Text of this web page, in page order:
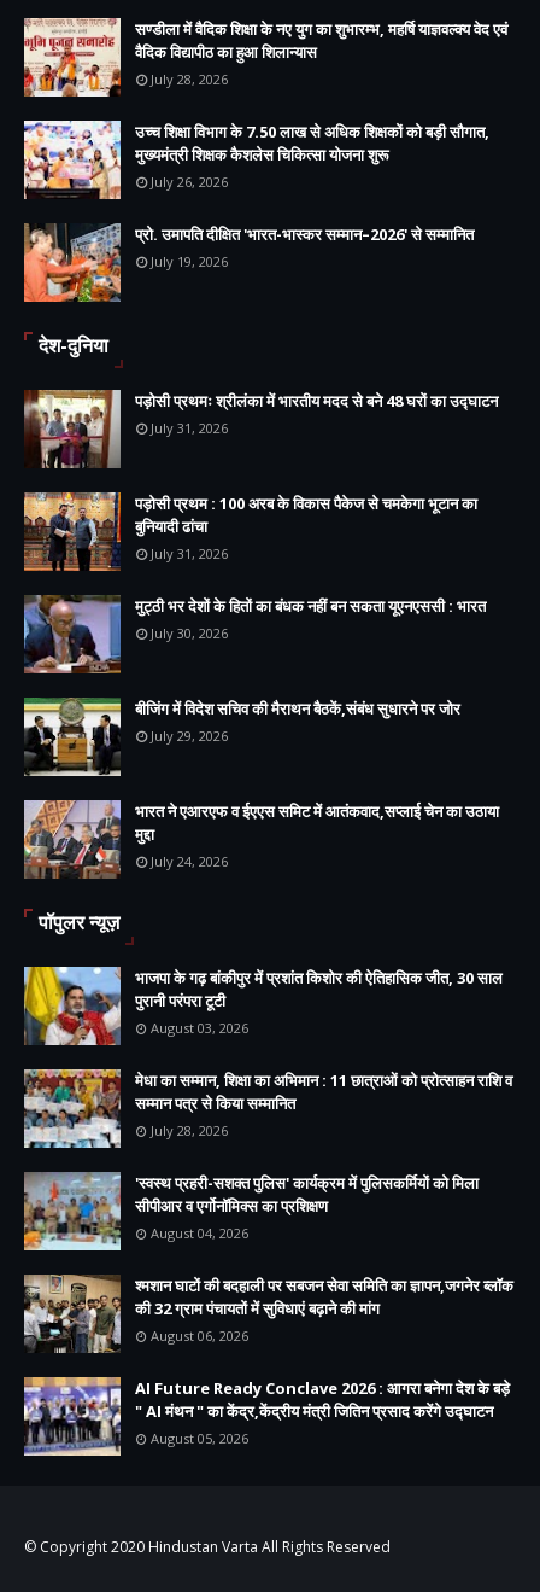
सण्डीला में वैदिक शिक्षा के नए युग का शुभारम्भ, महर्षि याज्ञवल्क्य वेद एवं
वैदिक विद्यापीठ का हुआ शिलान्यास
July 28, 2026
उच्च शिक्षा विभाग के 7.50 लाख से अधिक शिक्षकों को बड़ी सौगात,
मुख्यमंत्री शिक्षक कैशलेस चिकित्सा योजना शुरू
July 26, 2026
प्रो. उमापति दीक्षित 'भारत-भास्कर सम्मान–2026' से सम्मानित
July 19, 2026
देश-दुनिया
पड़ोसी प्रथमः श्रीलंका में भारतीय मदद से बने 48 घरों का उद्घाटन
July 31, 2026
पड़ोसी प्रथम : 100 अरब के विकास पैकेज से चमकेगा भूटान का
बुनियादी ढांचा
July 31, 2026
मुट्ठी भर देशों के हितों का बंधक नहीं बन सकता यूएनएससी : भारत
July 30, 2026
बीजिंग में विदेश सचिव की मैराथन बैठकें,संबंध सुधारने पर जोर
July 29, 2026
भारत ने एआरएफ व ईएएस समिट में आतंकवाद,सप्लाई चेन का उठाया
मुद्दा
July 24, 2026
पॉपुलर न्यूज़
भाजपा के गढ़ बांकीपुर में प्रशांत किशोर की ऐतिहासिक जीत, 30 साल
पुरानी परंपरा टूटी
August 03, 2026
मेधा का सम्मान, शिक्षा का अभिमान : 11 छात्राओं को प्रोत्साहन राशि व
सम्मान पत्र से किया सम्मानित
July 28, 2026
'स्वस्थ प्रहरी-सशक्त पुलिस' कार्यक्रम में पुलिसकर्मियों को मिला
सीपीआर व एर्गोनॉमिक्स का प्रशिक्षण
August 04, 2026
श्मशान घाटों की बदहाली पर सबजन सेवा समिति का ज्ञापन,जगनेर ब्लॉक
की 32 ग्राम पंचायतों में सुविधाएं बढ़ाने की मांग
August 06, 2026
AI Future Ready Conclave 2026 : आगरा बनेगा देश के बड़े
" AI मंथन " का केंद्र,केंद्रीय मंत्री जितिन प्रसाद करेंगे उद्घाटन
August 05, 2026
© Copyright 2020 Hindustan Varta All Rights Reserved